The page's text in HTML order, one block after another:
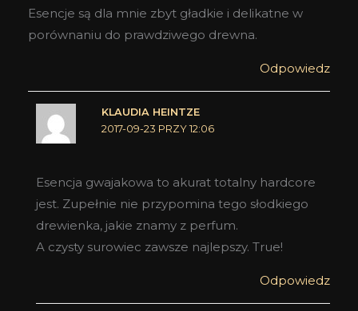
Esencje są dla mnie zbyt gładkie i delikatne w
porównaniu do prawdziwego drewna.
Odpowiedz
KLAUDIA HEINTZE
2017-09-23 PRZY 12:06
Esencja gwajakowa to akurat totalny hardcore
jest. Zupełnie nie przypomina tego słodkiego
drewienka, jakie znamy z perfum.
A czysty surowiec zawsze najlepszy. True!
Odpowiedz